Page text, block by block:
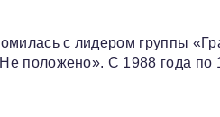
с лидером группы
положено». С 1988 года по